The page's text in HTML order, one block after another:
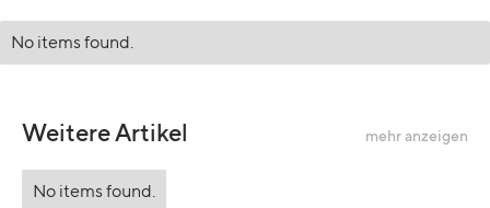
No items found.
Weitere Artikel mehr anzeigen
No items found.